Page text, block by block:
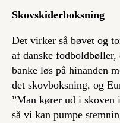
Skovskiderboksning
Det virker så bøvet og
af danske fodboldbøller,
banke løs på hinanden
det skovboksning, og
”Man kører ud i skoven
så vi kan pumpe